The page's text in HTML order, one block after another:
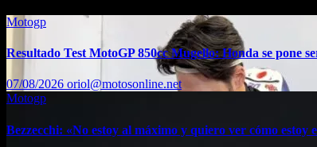
Motogp
Resultado Test MotoGP 850cc Mugello: Honda se pone
07/08/2026 oriol@motosonline.net
Motogp
Bezzecchi: «No estoy al máximo y quiero ver cómo estoy